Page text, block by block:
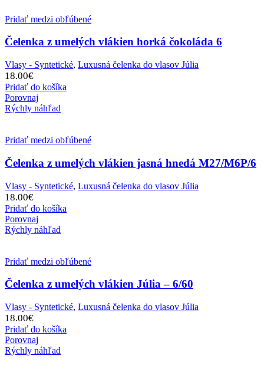
Pridať medzi obľúbené
Čelenka z umelých vlákien horká čokoláda 6
Vlasy - Syntetické, Luxusná čelenka do vlasov Júlia
18.00€
Pridať do košíka
Porovnaj
Rýchly náhľad
Pridať medzi obľúbené
Čelenka z umelých vlákien jasná hnedá M27/M6P/6
Vlasy - Syntetické, Luxusná čelenka do vlasov Júlia
18.00€
Pridať do košíka
Porovnaj
Rýchly náhľad
Pridať medzi obľúbené
Čelenka z umelých vlákien Júlia – 6/60
Vlasy - Syntetické, Luxusná čelenka do vlasov Júlia
18.00€
Pridať do košíka
Porovnaj
Rýchly náhľad